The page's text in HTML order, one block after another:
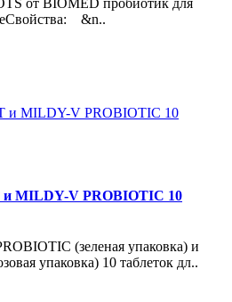
&n..
V PROBIOTIC 10
(зеленая упаковка) и
упаковка) 10 таблеток дл..